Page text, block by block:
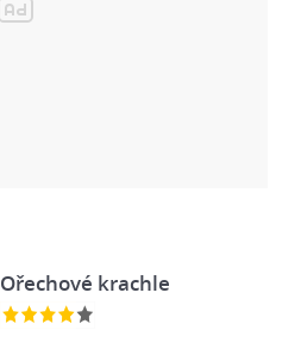
Ořechové krachle